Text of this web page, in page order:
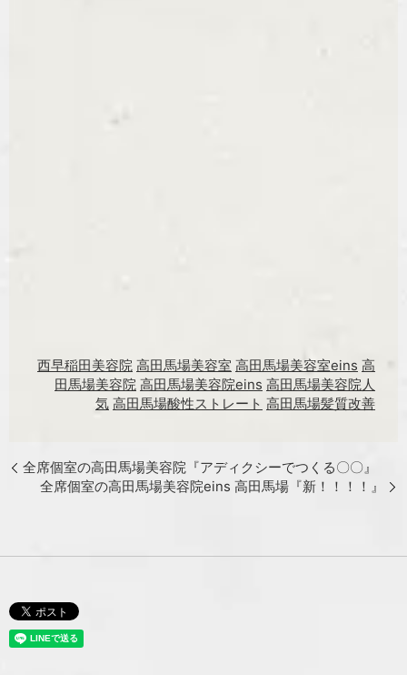
西早稲田美容院 高田馬場美容室 高田馬場美容室eins 高
田馬場美容院 高田馬場美容院eins 高田馬場美容院人
気 高田馬場酸性ストレート 高田馬場髪質改善
全席個室の高田馬場美容院『アディクシーでつくる〇〇』
全席個室の高田馬場美容院eins 高田馬場『新！！！！』